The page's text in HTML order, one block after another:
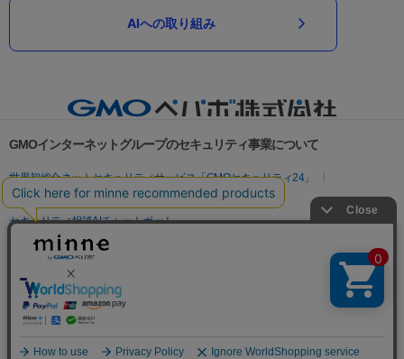
AIへの取り組み
GMOインターネットグループのセキュリティ事業について
世界初総合ネットセキュリティサービス「GMOセキュリティ24」
パスワード漏洩診断
Webサイトリスク診断
セキュリティ相談AIチャットボット
実在証明・盗聴対策
サイバー攻撃対策（GMO Flatt Security）
セキュリティ事業の軌跡